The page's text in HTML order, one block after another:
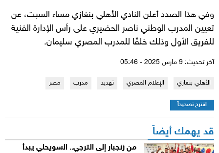
وفي هذا الصدد أعلن النادي الأهلي بنغازي مساء السبت، عن
تعيين المدرب الوطني ناصر الحضيري على رأس الإدارة الفنية
للفريق الأول وذلك خلفًا للمدرب المصري سليمان.
آخر تحديث: 9 مارس 2025 - 05:46
الأهلي بنغازي الإعلام المصري تهديد مدرب مصر
اقترح تصحيحاً
قد يهمك أيضاً
من زنجبار إلى الترجي.. السويحلي يبدأ